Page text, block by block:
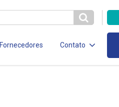
Fornecedores Contato